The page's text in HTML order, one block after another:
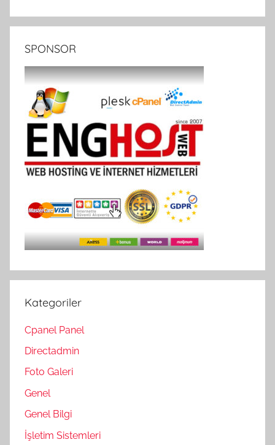
SPONSOR
Kategoriler
Cpanel Panel
Directadmin
Foto Galeri
Genel
Genel Bilgi
İşletim Sistemleri